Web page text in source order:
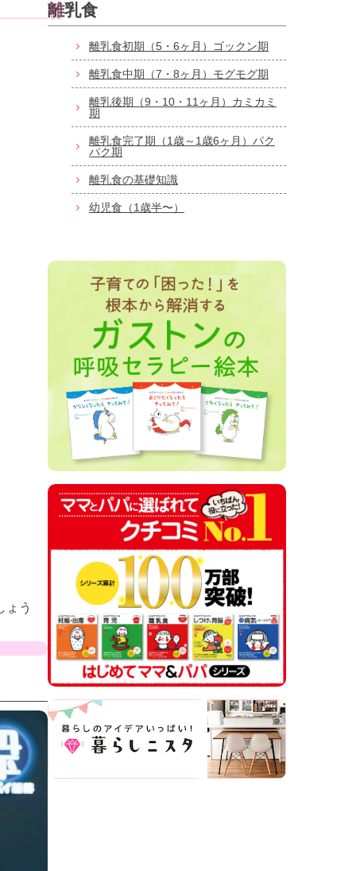
ょう
離乳食
離乳食初期（5・6ヶ月）ゴックン期
離乳食中期（7・8ヶ月）モグモグ期
離乳後期（9・10・11ヶ月）カミカミ
期
離乳食完了期（1歳～1歳6ヶ月）パク
パク期
離乳食の基礎知識
幼児食（1歳半〜）